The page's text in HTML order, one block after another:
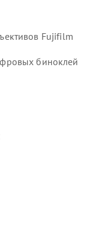
Fujifilm
биноклей